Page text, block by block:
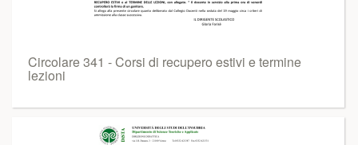
Circolare 341 - Corsi di recupero estivi e termine
lezioni